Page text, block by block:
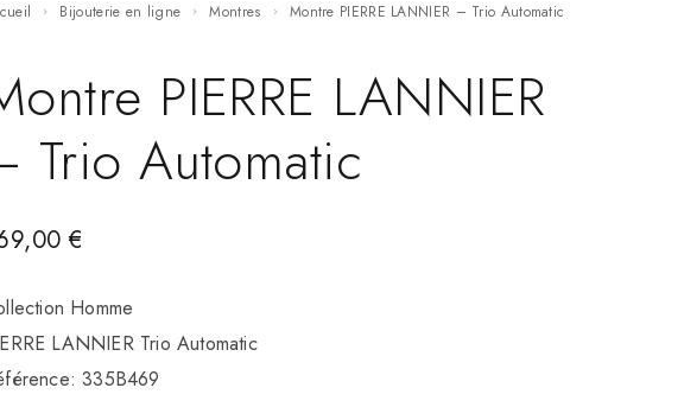
Bijouterie en ligne Montres Montre PIERRE LANNIER – Trio Automatic
PIERRE LANNIER
Trio Automatic
€
Homme
LANNIER Trio Automatic
335B469